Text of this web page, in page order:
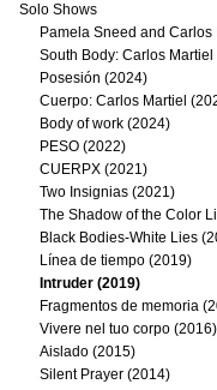
Solo Shows
Pamela Sneed and
South Body: Carlos
Posesión (2024)
Cuerpo: Carlos Martiel
Body of work (2024)
PESO (2022)
CUERPX (2021)
Two Insignias (2021)
The Shadow of the Color
Black Bodies-White Lies
Línea de tiempo (2019)
Intruder (2019)
Fragmentos de memoria
Vivere nel tuo corpo (2016)
Aislado (2015)
Silent Prayer (2014)